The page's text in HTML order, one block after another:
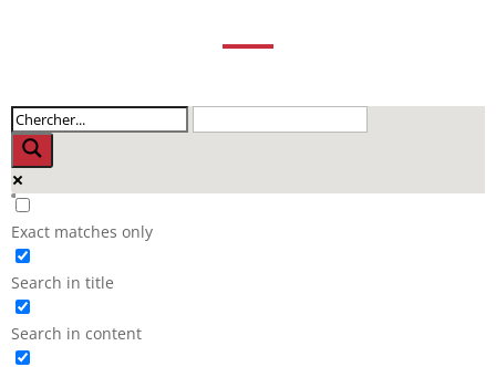
Exact matches only
Search in title
Search in content